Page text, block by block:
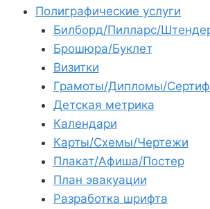
Полиграфические услуги
Билборд/Пилларс/
Брошюра/Буклет
Визитки
Грамоты/Дипломы/
Детская метрика
Календари
Карты/Схемы/Чертежи
Плакат/Афиша/Постер
План эвакуации
Разработка шрифта